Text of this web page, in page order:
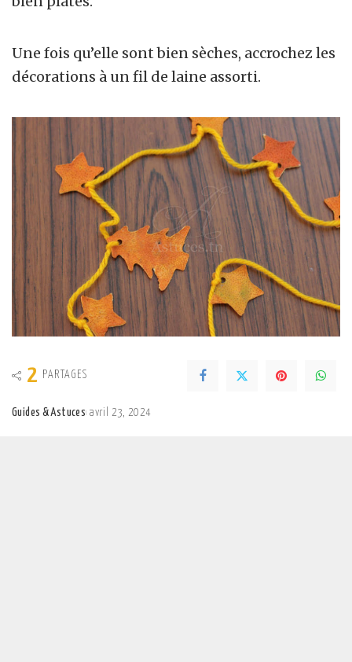
Une fois qu’elle sont bien sèches, accrochez les
décorations à un fil de laine assorti.
2 PARTAGES
Guides & Astuces avril 23, 2024